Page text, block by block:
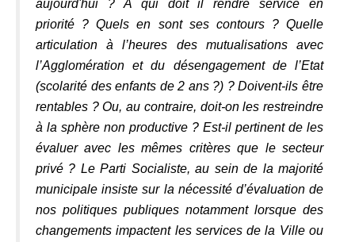
aujourd'hui ? A qui doit il rendre service en
priorité ? Quels en sont ses contours ? Quelle
articulation à l’heures des mutualisations avec
l’Agglomération et du désengagement de l’Etat
(scolarité des enfants de 2 ans ?) ? Doivent-ils être
rentables ? Ou, au contraire, doit-on les restreindre
à la sphère non productive ? Est-il pertinent de les
évaluer avec les mêmes critères que le secteur
privé ? Le Parti Socialiste, au sein de la majorité
municipale insiste sur la nécessité d’évaluation de
nos politiques publiques notamment lorsque des
changements impactent les services de la Ville ou